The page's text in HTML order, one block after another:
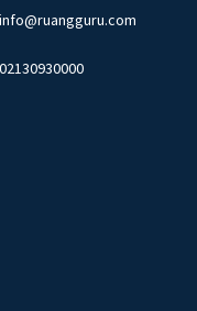
info@ruangguru.com
02130930000